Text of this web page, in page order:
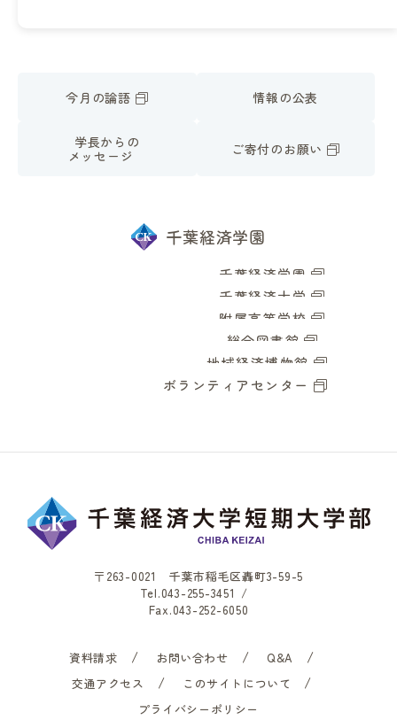
今月の論語 情報の公表
学長からの
メッセージ
ご寄付のお願い
千葉経済学園
千葉経済学園
千葉経済大学
附属高等学校
総合図書館
地域経済博物館
ボランティアセンター
〒263-0021 千葉市稲毛区轟町3-59-5
Tel.043-255-3451 /
Fax.043-252-6050
資料請求 お問い合わせ
Q&A
交通アクセス
このサイトについて
プライバシーポリシー